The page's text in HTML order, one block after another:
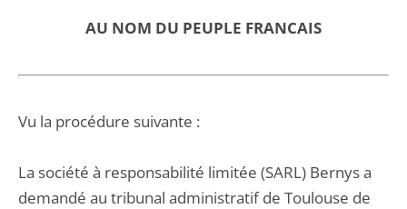
AU NOM DU PEUPLE FRANCAIS
Vu la procédure suivante :
La société à responsabilité limitée (SARL) Bernys a
demandé au tribunal administratif de Toulouse de